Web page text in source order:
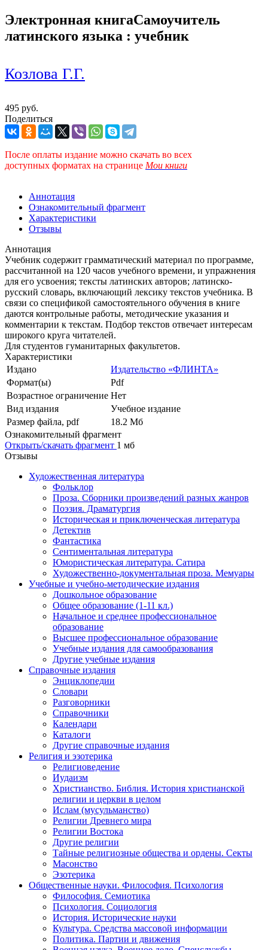
Электронная книгаСамоучитель
латинского языка : учебник
Козлова Г.Г.
495 руб.
Поделиться
После оплаты издание можно скачать во всех
доступных форматах на странице Мои книги
Аннотация
Ознакомительный фрагмент
Характеристики
Отзывы
Аннотация
Учебник содержит грамматический материал по программе,
рассчитанной на 120 часов учебного времени, и упражнения
для его усвоения; тексты латинских авторов; латинско-
русский словарь, включающий лексику текстов учебника. В
связи со спецификой самостоятельного обучения в книге
даются контрольные работы, методические указания и
комментарии к текстам. Подбор текстов отвечает интересам
широкого круга читателей.
Для студентов гуманитарных факультетов.
Характеристики
Издано
Издательство «ФЛИНТА»
Формат(ы)
Pdf
Возрастное ограничение Нет
Вид издания
Учебное издание
Размер файла, pdf
18.2 Mб
Ознакомительный фрагмент
Открыть/скачать фрагмент 1 мб
Отзывы
Художественная литература
Фольклор
Проза. Сборники произведений разных жанров
Поэзия. Драматургия
Историческая и приключенческая литература
Детектив
Фантастика
Сентиментальная литература
Юмористическая литература. Сатира
Художественно-документальная проза. Мемуары
Учебные и учебно-методические издания
Дошкольное образование
Общее образование (1-11 кл.)
Начальное и среднее профессиональное
образование
Высшее профессиональное образование
Учебные издания для самообразования
Другие учебные издания
Справочные издания
Энциклопедии
Словари
Разговорники
Справочники
Календари
Каталоги
Другие справочные издания
Религия и эзотерика
Религиоведение
Иудаизм
Христианство. Библия. История христианской
религии и церкви в целом
Ислам (мусульманство)
Религии Древнего мира
Религии Востока
Другие религии
Тайные религиозные общества и ордены. Секты
Масонство
Эзотерика
Общественные науки. Философия. Психология
Философия. Семиотика
Психология. Социология
История. Исторические науки
Культура. Средства массовой информации
Политика. Партии и движения